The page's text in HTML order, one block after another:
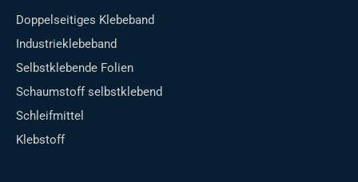
Doppelseitiges Klebeband
Industrieklebeband
Selbstklebende Folien
Schaumstoff selbstklebend
Schleifmittel
Klebstoff